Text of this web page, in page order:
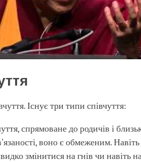
Існує три типи співчуття:
спрямоване до родичів і
воно є обмеженим.
змінитися на гнів чи навіть